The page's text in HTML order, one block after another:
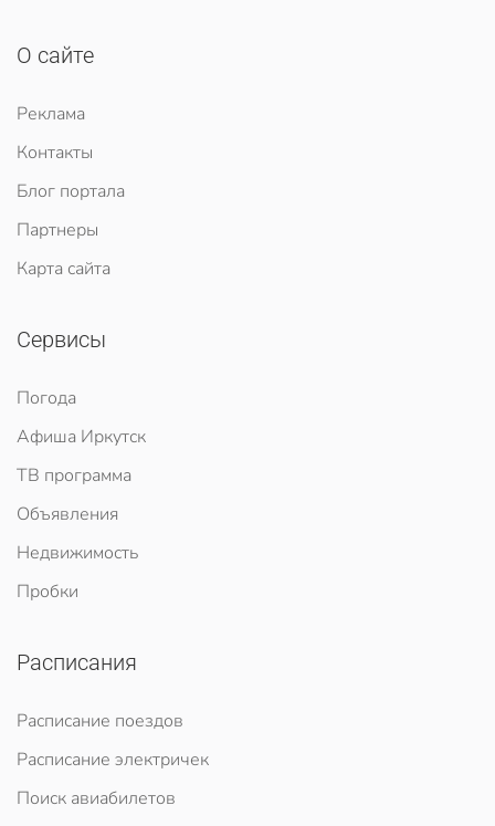
О сайте
Реклама
Контакты
Блог портала
Партнеры
Карта сайта
Сервисы
Погода
Афиша Иркутск
ТВ программа
Объявления
Недвижимость
Пробки
Расписания
Расписание поездов
Расписание электричек
Поиск авиабилетов